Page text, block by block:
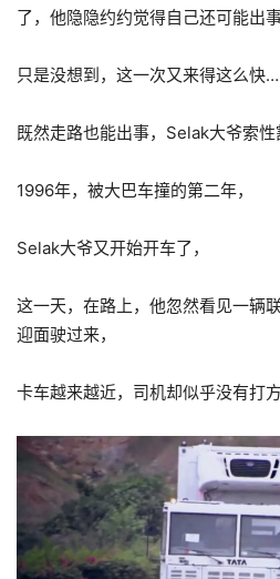
了，他隐隐约约觉得自己还可能出事
只是没想到，这一次又来得这么快
既然走路也能出事，Selak大爷索性
1996年，被大巴车撞的第二年，
Selak大爷又开始开车了，
这一天，在路上，他忽然看见一辆
迎面驶过来，
卡车越来越近，司机却似乎没有打